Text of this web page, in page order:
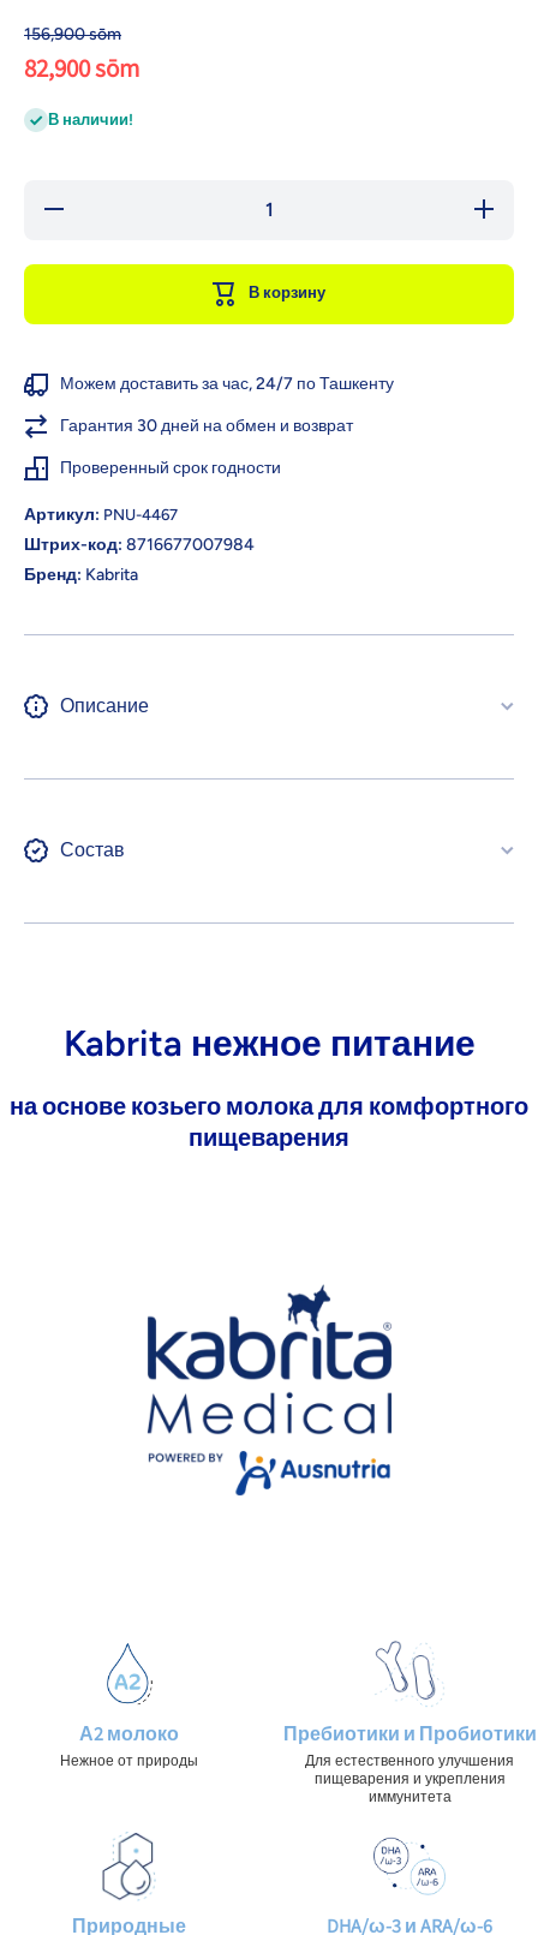
156,900 sōm
82,900 sōm
В наличии!
Уменьшить
В корзину
Можем доставить за час, 24/7 по Ташкенту
Гарантия 30 дней на обмен и возврат
Проверенный срок годности
Артикул: PNU-4467
Штрих-код: 8716677007984
Бренд: Kabrita
Описание
Состав
Kabrita нежное питание
на основе козьего молока для комфортного
пищеварения
А2 молоко
Нежное от природы
Пребиотики и Пробиотики
Для естественного улучшения
пищеварения и укрепления
иммунитета
Природные DHA/ω-3 и ARA/ω-6